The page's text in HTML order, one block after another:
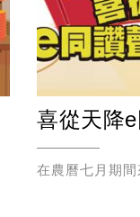
在農曆七月期